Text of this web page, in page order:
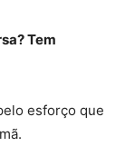
Tem
esforço que